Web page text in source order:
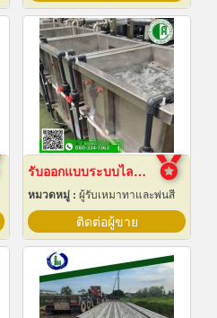
รับออกแบบระบบไลน์ชุบชิ้นงานอุตสาหกรรม
หมวดหมู่ : ผู้รับเหมาทาและพ่นสี
ติดต่อผู้ขาย